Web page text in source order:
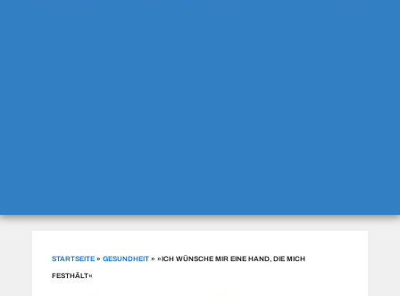
STARTSEITE »GESUNDHEIT »»ICH WÜNSCHE MIR EINE HAND, DIE MICH
FESTHÄLT«